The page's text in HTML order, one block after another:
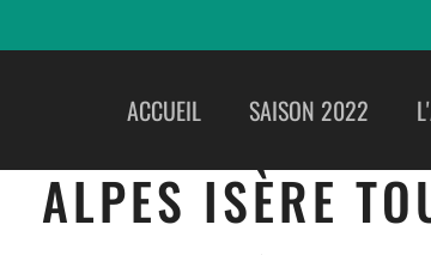
ACCUEIL SAISON 2022
ALPES ISÈRE